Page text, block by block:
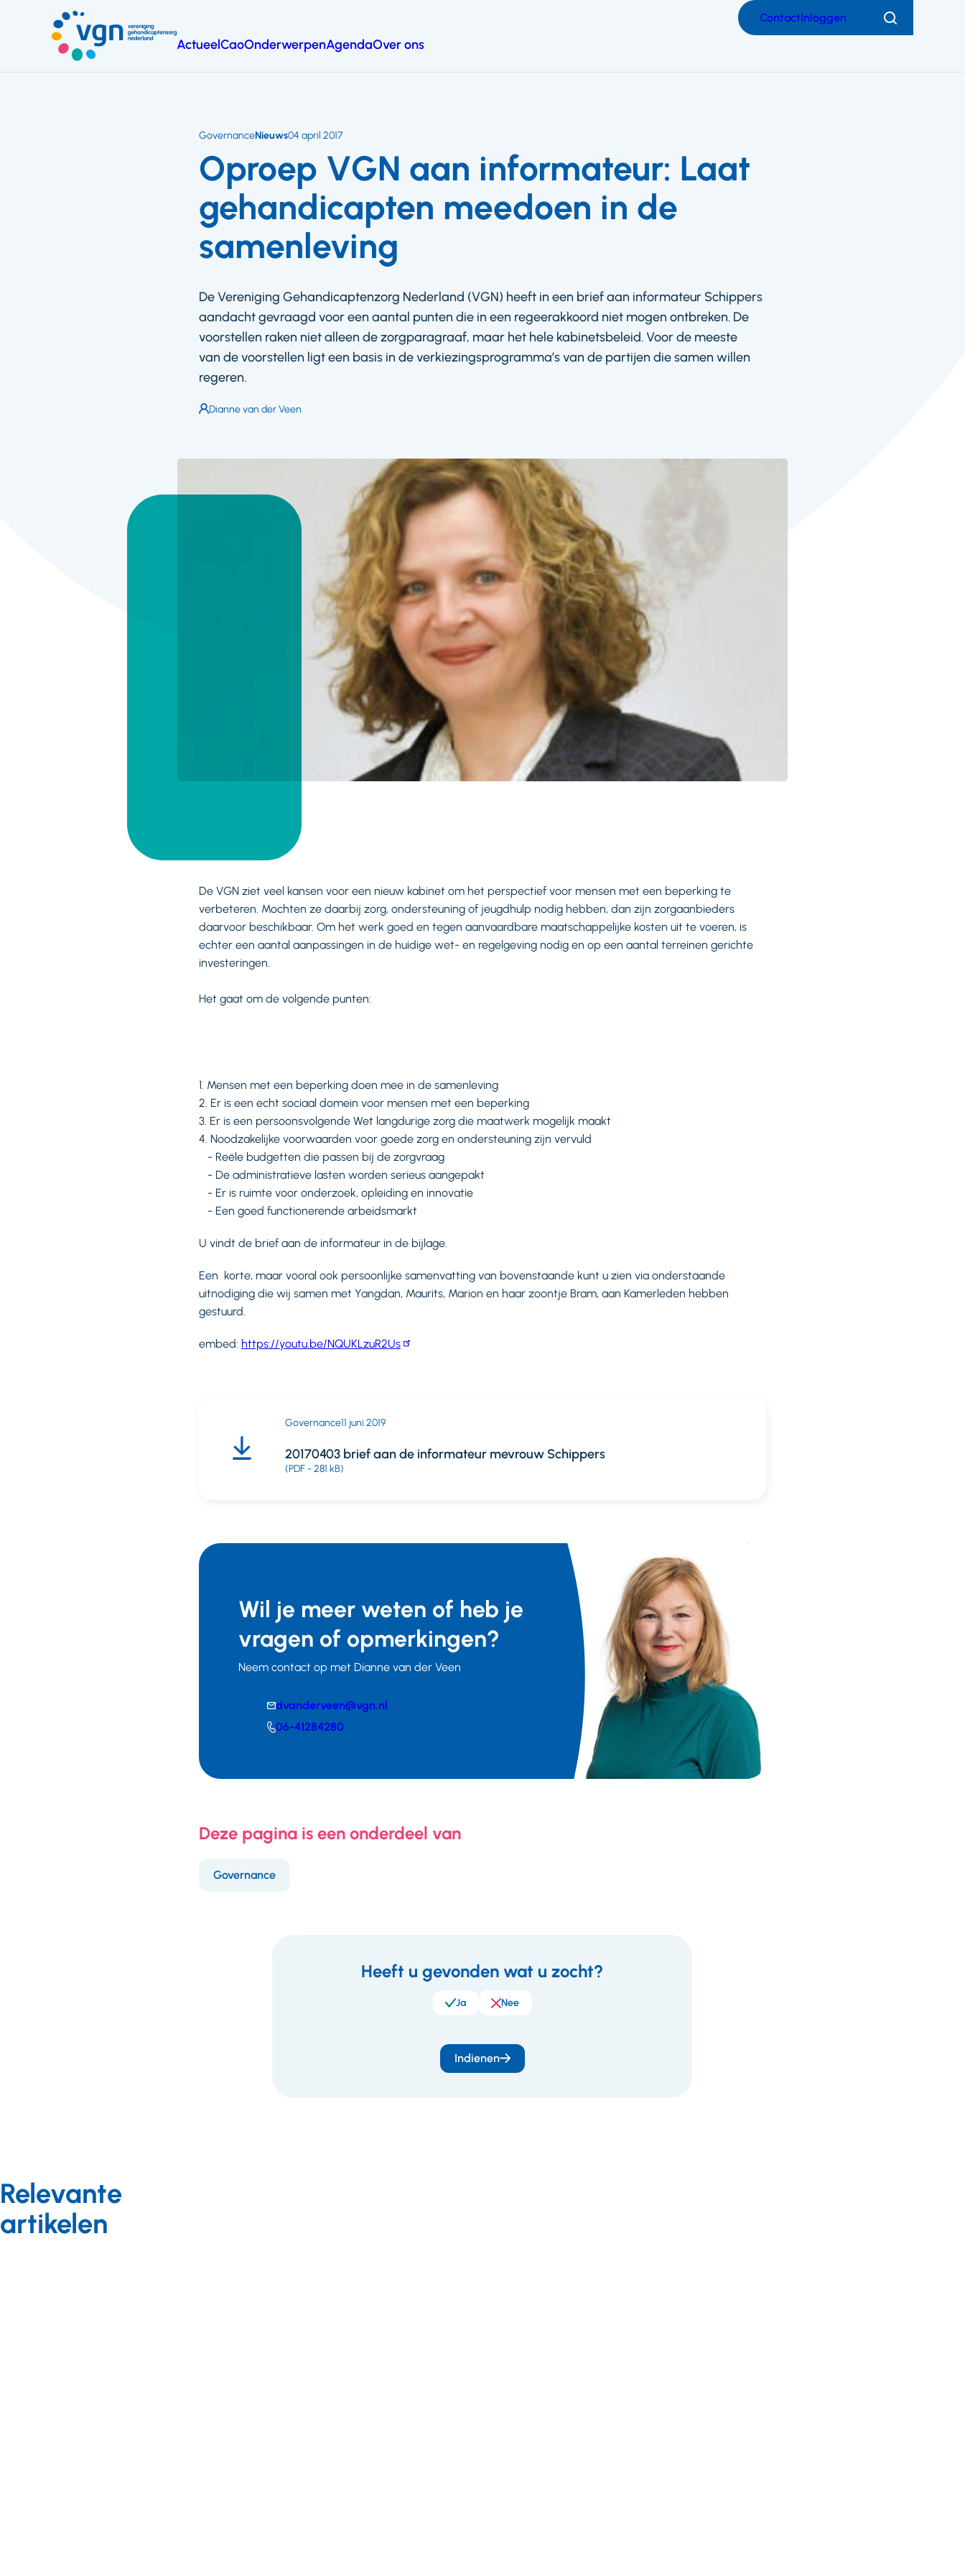
hoofdinhoud
ActueelCaoOnderwerpenAgendaOver ons
ContactInloggen Zoeken
Oproep VGN aan informateur: Laat
gehandicapten meedoen in de
samenleving
GovernanceNieuws04 april 2017
De Vereniging Gehandicaptenzorg Nederland (VGN) heeft in een brief aan informateur Schippers
aandacht gevraagd voor een aantal punten die in een regeerakkoord niet mogen ontbreken. De
voorstellen raken niet alleen de zorgparagraaf, maar het hele kabinetsbeleid. Voor de meeste
van de voorstellen ligt een basis in de verkiezingsprogramma’s van de partijen die samen willen
regeren.
Auteur:
Dianne van der Veen
De VGN ziet veel kansen voor een nieuw kabinet om het perspectief voor mensen met een beperking te
verbeteren. Mochten ze daarbij zorg, ondersteuning of jeugdhulp nodig hebben, dan zijn zorgaanbieders
daarvoor beschikbaar. Om het werk goed en tegen aanvaardbare maatschappelijke kosten uit te voeren, is
echter een aantal aanpassingen in de huidige wet- en regelgeving nodig en op een aantal terreinen gerichte
investeringen.
Het gaat om de volgende punten:
1. Mensen met een beperking doen mee in de samenleving
2. Er is een echt sociaal domein voor mensen met een beperking
3. Er is een persoonsvolgende Wet langdurige zorg die maatwerk mogelijk maakt
4. Noodzakelijke voorwaarden voor goede zorg en ondersteuning zijn vervuld
- Reële budgetten die passen bij de zorgvraag
- De administratieve lasten worden serieus aangepakt
- Er is ruimte voor onderzoek, opleiding en innovatie
- Een goed functionerende arbeidsmarkt
U vindt de brief aan de informateur in de bijlage.
Een korte, maar vooral ook persoonlijke samenvatting van bovenstaande kunt u zien via onderstaande
uitnodiging die wij samen met Yangdan, Maurits, Marion en haar zoontje Bram, aan Kamerleden hebben
gestuurd.
embed: https://youtu.be/NQUKLzuR2Us
20170403 brief aan de informateur mevrouw Schippers
(PDF - 281 kB)
Governance11 juni 2019
Wil je meer weten of heb je
vragen of opmerkingen?
Neem contact op met Dianne van der Veen
dvanderveen@vgn.nl
Telefoonnummer
06-41284280
Deze pagina is een onderdeel van
Governance
Heeft u gevonden wat u zocht?
Ja Nee
Indienen
Relevante
artikelen